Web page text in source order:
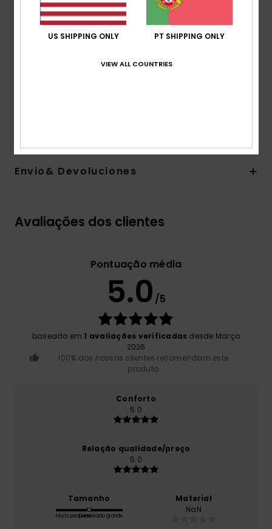
bolso para multimédia interno, bolso de rede interno
grande
Ventilação: Ventilação na área da axila com forro de
Punhos: Polainas no pulso elásticas integradas
Envio& Devoluciones
Avaliações dos clientes
Pontuação média
5.0 /5
baseado em 1 avaliações verificadas desde Março
2026
100% dos nossos clientes recomendam este
produto
Conforto
5.0
Relação qualidade/preço
5.0
Tamanho
Muito pequenoDemasiado grande
Material
NaN
US SHIPPING ONLY PT SHIPPING ONLY
VIEW ALL COUNTRIES